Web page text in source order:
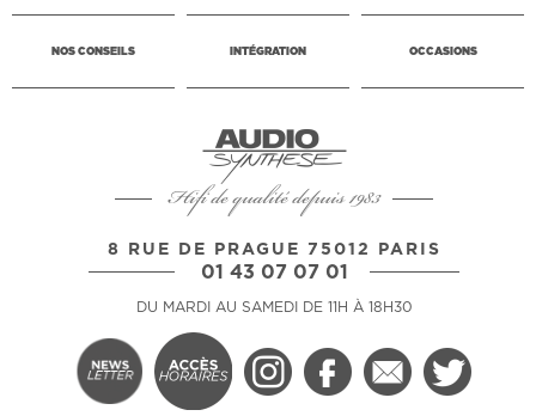
NOS CONSEILS INTÉGRATION OCCASIONS
Hifi de qualité depuis 1983
8 RUE DE PRAGUE 75012 PARIS
01 43 07 07 01
DU MARDI AU SAMEDI DE 11H À 18H30